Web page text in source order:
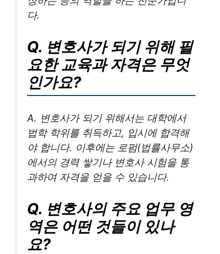
다.
Q. 변호사가 되기 위해 필
요한 교육과 자격은 무엇
인가요?
A. 변호사가 되기 위해서는 대학에서
법학 학위를 취득하고, 입시에 합격해
야 합니다. 이후에는 로펌(법률사무소)
에서의 경력 쌓기나 변호사 시험을 통
과하여 자격을 얻을 수 있습니다.
Q. 변호사의 주요 업무 영
역은 어떤 것들이 있나
요?